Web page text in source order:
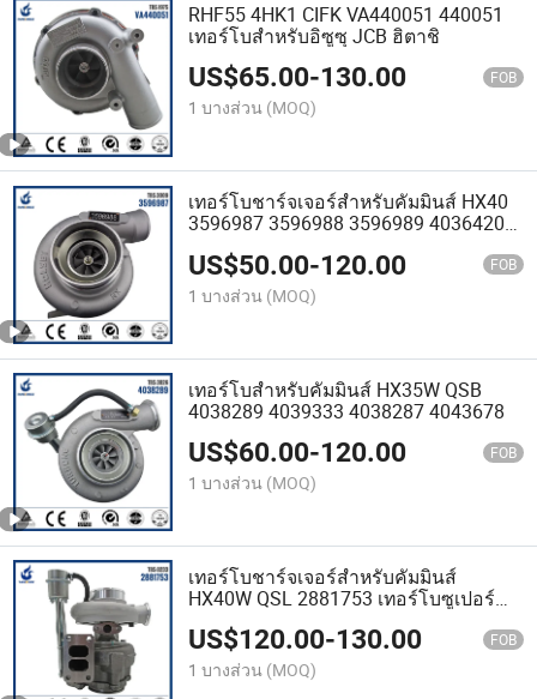
RHF55 4HK1 CIFK VA440051 440051
เทอร์โบสำหรับอิซูซุ JCB ฮิตาชิ
US$65.00-130.00 FOB
1 บางส่วน (MOQ)
เทอร์โบชาร์จเจอร์สำหรับคัมมินส์ HX40
3596987 3596988 3596989 4036420
US$50.00-120.00 FOB
1 บางส่วน (MOQ)
เทอร์โบสำหรับคัมมินส์ HX35W QSB
4038289 4039333 4038287 4043678
US$60.00-120.00 FOB
1 บางส่วน (MOQ)
เทอร์โบชาร์จเจอร์สำหรับคัมมินส์
HX40W QSL 2881753 เทอร์โบซูเปอร์
ชาร์จเจอร์อะไหล่รถยนต์อุปกรณ์เสริม
รถยนต์ชิ้นส่วนเครื่องยนต์ชุดเทอร์โบ
เครื่องยนต์ 4046098
US$120.00-130.00 FOB
1 บางส่วน (MOQ)